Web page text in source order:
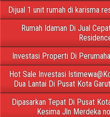
Dijual 1 unit rumah di karisma
Rumah Idaman Di Jual
Investasi Properti Di
Hot Sale Investasi
Dua Lantai Di Pusat Kota
Dipasarkan Tepat Di Pusat
Kesima Jln Merdeka